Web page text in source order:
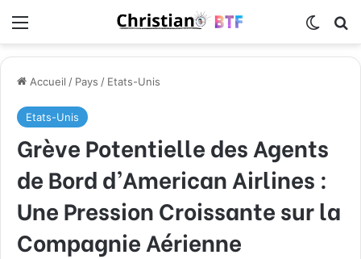
Accueil / Pays / Etats-Unis
Etats-Unis
Grève Potentielle des Agents
de Bord d’American Airlines :
Une Pression Croissante sur la
Compagnie Aérienne